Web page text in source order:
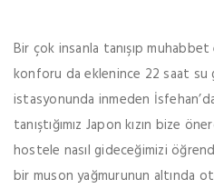
Bir çok insanla tanışıp
konforu da eklenince 22 saat
istasyonunda inmeden
tanıştığımız Japon kızın bize
hostele nasıl gideceğimizi
bir muson yağmurunun altında